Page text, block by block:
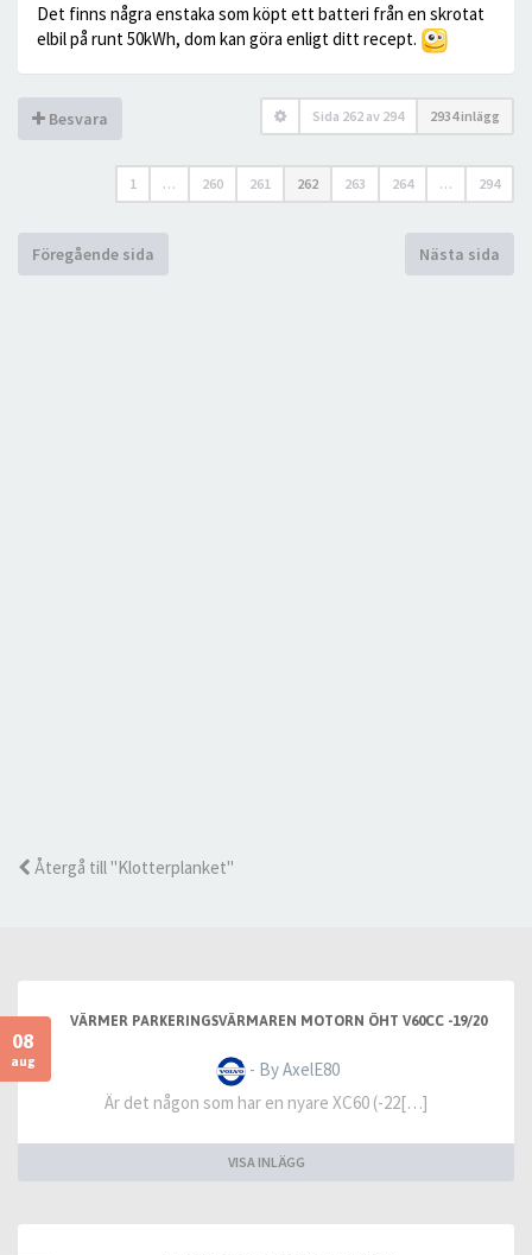
Det finns några enstaka som köpt ett batteri från en skrotat
elbil på runt 50kWh, dom kan göra enligt ditt recept.
Besvara Sida 262 av 294 2934 inlägg
1 … 260 261 262 263 264 … 294
Föregående sida Nästa sida
Återgå till "Klotterplanket"
08
aug
VÄRMER PARKERINGSVÄRMAREN MOTORN ÖHT V60CC -19/20
- By AxelE80
Är det någon som har en nyare XC60 (-22[…]
VISA INLÄGG